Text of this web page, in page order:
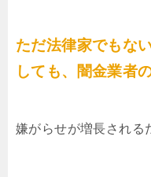
ただ法律家でもな
しても、闇金業者
嫌がらせが増長される